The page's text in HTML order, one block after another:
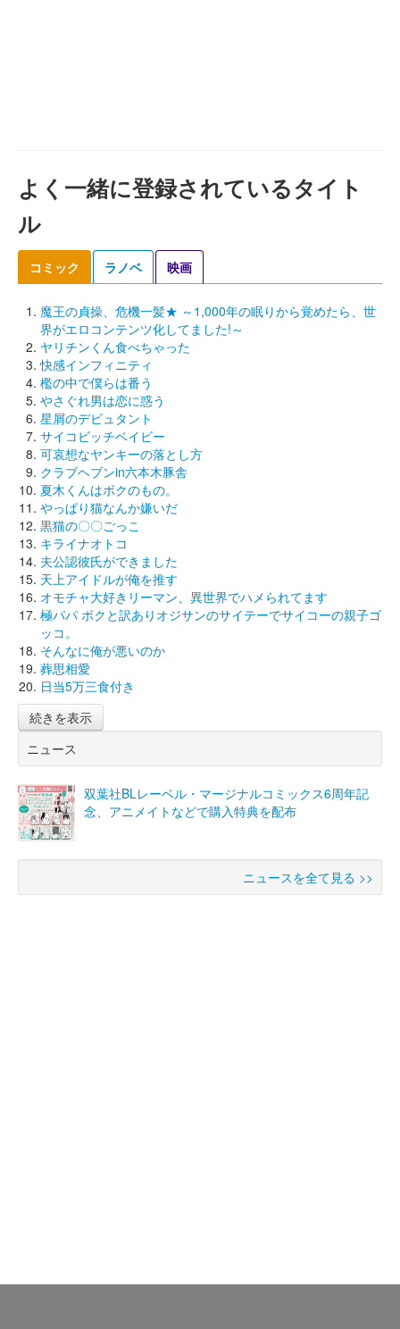
よく一緒に登録されているタイト
ル
コミック ラノベ 映画
魔王の貞操、危機一髪★ ～1,000年の眠りから覚めたら、世
界がエロコンテンツ化してました!～
ヤリチンくん食べちゃった
快感インフィニティ
檻の中で僕らは番う
やさぐれ男は恋に惑う
星屑のデビュタント
サイコビッチベイビー
可哀想なヤンキーの落とし方
クラブヘブンin六本木豚舎
夏木くんはボクのもの。
やっぱり猫なんか嫌いだ
黒猫の〇〇ごっこ
キライナオトコ
夫公認彼氏ができました
天上アイドルが俺を推す
オモチャ大好きリーマン、異世界でハメられてます
極パパ ボクと訳ありオジサンのサイテーでサイコーの親子ゴ
ッコ。
そんなに俺が悪いのか
葬思相愛
日当5万三食付き
続きを表示
ニュース
双葉社BLレーベル・マージナルコミックス6周年記
念、アニメイトなどで購入特典を配布
ニュースを全て見る >>